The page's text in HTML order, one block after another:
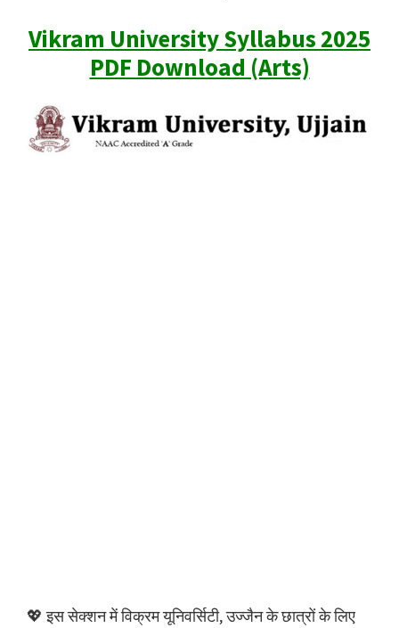
Vikram University Syllabus 2025
PDF Download (Arts)
💖 इस सेक्शन में विक्रम यूनिवर्सिटी, उज्जैन के छात्रों के लिए